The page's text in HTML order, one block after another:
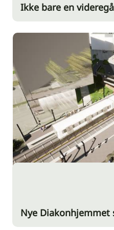
Ikke bare en
Nye Diakonhjemmet